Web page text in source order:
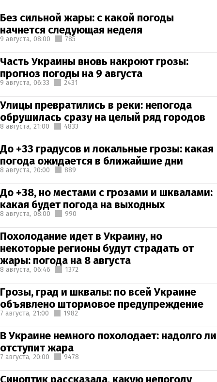
Без сильной жары: с какой погоды
начнется следующая неделя
9 августа, 08:00 785
Часть Украины вновь накроют грозы:
прогноз погоды на 9 августа
9 августа, 06:33 2431
Улицы превратились в реки: непогода
обрушилась сразу на целый ряд городов
8 августа, 21:00 4833
До +33 градусов и локальные грозы: какая
погода ожидается в ближайшие дни
8 августа, 20:00 889
До +38, но местами с грозами и шквалами:
какая будет погода на выходных
8 августа, 08:00 990
Похолодание идет в Украину, но
некоторые регионы будут страдать от
жары: погода на 8 августа
8 августа, 06:46 1372
Грозы, град и шквалы: по всей Украине
объявлено штормовое предупреждение
7 августа, 21:00 1982
В Украине немного похолодает: надолго ли
отступит жара
7 августа, 20:00 9478
Синоптик рассказала, какую непогоду